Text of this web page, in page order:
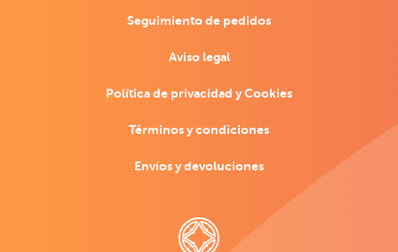
Seguimiento de pedidos
Aviso legal
Política de privacidad y Cookies
Términos y condiciones
Envíos y devoluciones